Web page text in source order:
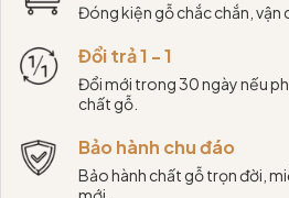
Đóng kiện gỗ chắc chắn, vận
Đổi trả 1 - 1
Đổi mới trong 30 ngày nếu
chất gỗ.
Bảo hành chu đáo
Bảo hành chất gỗ trọn đời,